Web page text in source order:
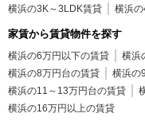
横浜の3K～3LDK賃貸
横浜
家賃から賃貸物件を探す
横浜の6万円以下の賃貸 横浜
横浜の8万円台の賃貸
横浜の
横浜の11～13万円台の賃貸
横浜の16万円以上の賃貸